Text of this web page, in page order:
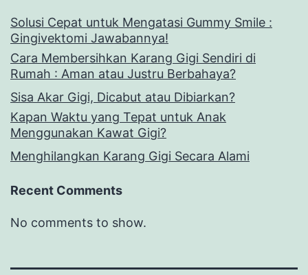
Solusi Cepat untuk Mengatasi Gummy Smile :
Gingivektomi Jawabannya!
Cara Membersihkan Karang Gigi Sendiri di
Rumah : Aman atau Justru Berbahaya?
Sisa Akar Gigi, Dicabut atau Dibiarkan?
Kapan Waktu yang Tepat untuk Anak
Menggunakan Kawat Gigi?
Menghilangkan Karang Gigi Secara Alami
Recent Comments
No comments to show.